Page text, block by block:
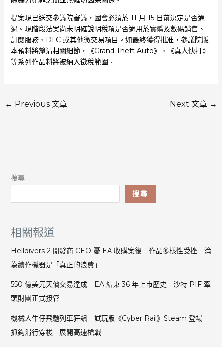
提案現已送交參議院審議，國會必須於 11 月 15 日前決定是否通
過。現階段法案尚未明確說明稅項是否適用於實體及數碼銷售、
訂閱服務、DLC 或其他微交易項目。如最終獲得批准，參議院版
本預料將釐清相關細節，《Grand Theft Auto》、《真人快打》
等系列作品料將被納入徵稅範圍。
← Previous 文章 Next 文章 →
搜尋
搜尋
相關報道
Helldivers 2 開發商 CEO 憂 EA 收購案後 作品多樣性受挫 淪
為續作機器是「真正的浪費」
550 億美元天價交易達成 EA 結束 36 年上市歷史 沙特 PIF 牽
頭財團正式接管
機械人牛仔飛馳列車狂飆 試玩版《Cyber Rail》Steam 登場
抓鈎滑行穿梭 展開高速槍戰